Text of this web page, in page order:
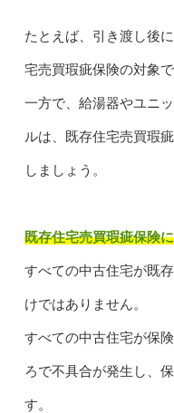
たとえば、引き渡し後
宅売買瑕疵保険の対象
一方で、給湯器やユニ
ルは、既存住宅売買瑕
しましょう。
既存住宅売買瑕疵保険
すべての中古住宅が既
けではありません。
すべての中古住宅が保
ろで不具合が発生し、
す。